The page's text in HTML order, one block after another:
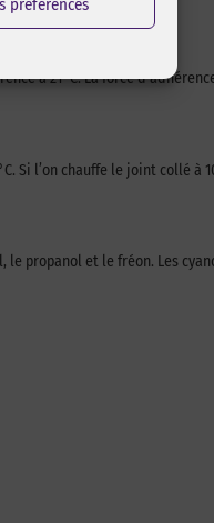
à 21°C. La force
l’on chauffe le joint collé à
propanol et le fréon. Les